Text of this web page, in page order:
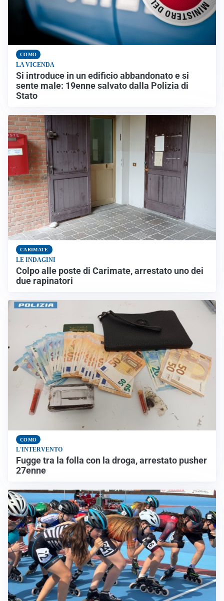
COMO
LA VICENDA
Si introduce in un edificio abbandonato e si
sente male: 19enne salvato dalla Polizia di
Stato
CARIMATE
LE INDAGINI
Colpo alle poste di Carimate, arrestato uno dei
due rapinatori
COMO
L'INTERVENTO
Fugge tra la folla con la droga, arrestato pusher
27enne